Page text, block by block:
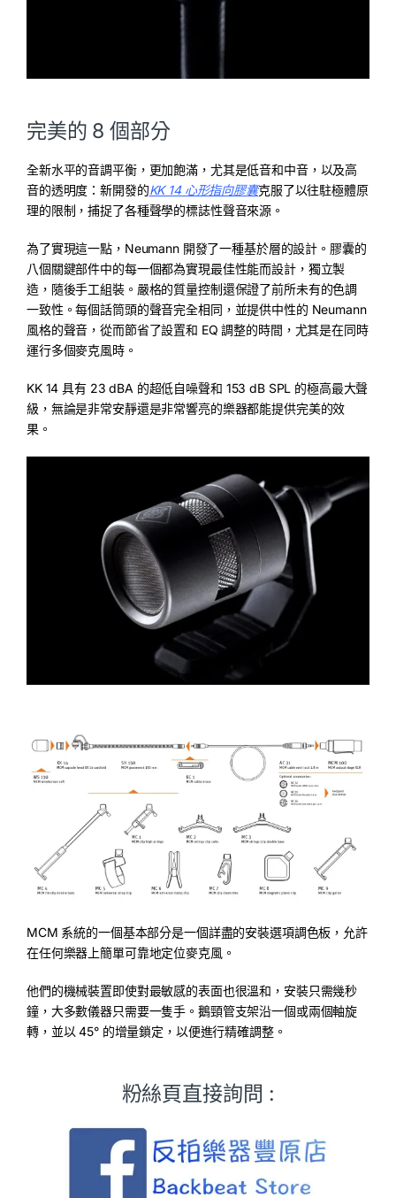
完美的 8 個部分
全新水平的音調平衡，更加飽滿，尤其是低音和中音，以及高
音的透明度：新開發的KK 14 心形指向膠囊克服了以往駐極體原
理的限制，捕捉了各種聲學的標誌性聲音來源。
為了實現這一點，Neumann 開發了一種基於層的設計。膠囊的
八個關鍵部件中的每一個都為實現最佳性能而設計，獨立製
造，隨後手工組裝。嚴格的質量控制還保證了前所未有的色調
一致性。每個話筒頭的聲音完全相同，並提供中性的 Neumann
風格的聲音，從而節省了設置和 EQ 調整的時間，尤其是在同時
運行多個麥克風時。
KK 14 具有 23 dBA 的超低自噪聲和 153 dB SPL 的極高最大聲
級，無論是非常安靜還是非常響亮的樂器都能提供完美的效
果。
MCM 系統的一個基本部分是一個詳盡的安裝選項調色板，允許
在任何樂器上簡單可靠地定位麥克風。
他們的機械裝置即使對最敏感的表面也很溫和，安裝只需幾秒
鐘，大多數儀器只需要一隻手。鵝頸管支架沿一個或兩個軸旋
轉，並以 45° 的增量鎖定，以便進行精確調整。
粉絲頁直接詢問 :